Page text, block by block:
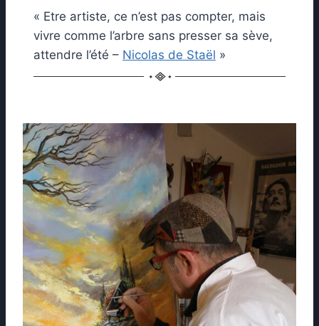
« Etre artiste, ce n’est pas compter, mais
vivre comme l’arbre sans presser sa sève,
attendre l’été – Nicolas de Staël »